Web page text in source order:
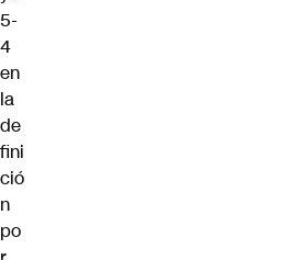
5-
4
en
la
de
fini
ció
n
po